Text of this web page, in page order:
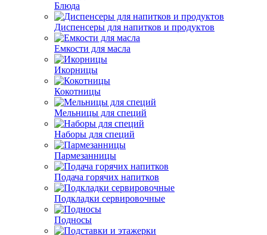
Блюда
Диспенсеры для напитков и продуктов
Емкости для масла
Икорницы
Кокотницы
Мельницы для специй
Наборы для специй
Пармезанницы
Подача горячих напитков
Подкладки сервировочные
Подносы